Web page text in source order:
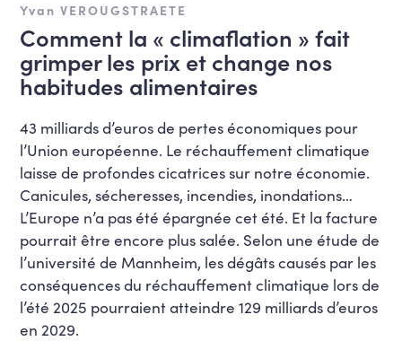
Yvan VEROUGSTRAETE
Comment la « climaflation » fait
grimper les prix et change nos
habitudes alimentaires
43 milliards d’euros de pertes économiques pour
l’Union européenne. Le réchauffement climatique
laisse de profondes cicatrices sur notre économie.
Canicules, sécheresses, incendies, inondations…
L’Europe n’a pas été épargnée cet été. Et la facture
pourrait être encore plus salée. Selon une étude de
l’université de Mannheim, les dégâts causés par les
conséquences du réchauffement climatique lors de
l’été 2025 pourraient atteindre 129 milliards d’euros
en 2029.